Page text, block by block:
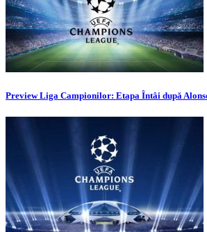
Preview Liga Campionilor: Etapa Întâi după